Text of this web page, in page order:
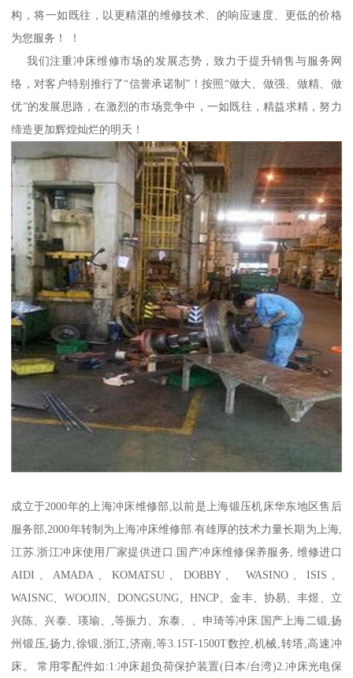
构，将一如既往，以更精湛的维修技术、的响应速度、更低的价格
为您服务！ ！
我们注重冲床维修市场的发展态势，致力于提升销售与服务网
络，对客户特别推行了“信誉承诺制”！按照“做大、做强、做精、做
优”的发展思路，在激烈的市场竞争中，一如既往，精益求精，努力
缔造更加辉煌灿烂的明天！
成立于2000年的上海冲床维修部,以前是上海锻压机床华东地区售后
服务部,2000年转制为上海冲床维修部.有雄厚的技术力量长期为上海,
江苏.浙江冲床使用厂家提供进口.国产冲床维修保养服务, 维修进口
AIDI、AMADA、KOMATSU、DOBBY、 WASINO、ISIS、
WAISNC、WOOJIN、DONGSUNG、HNCP、金丰、协易、丰煜、立
兴陈、兴泰、瑛瑜、,等振力、东泰、、申琦等冲床.国产上海二锻,扬
州锻压,扬力,徐锻,浙江,济南,等3.15T-1500T数控,机械,转塔,高速冲
床。 常用零配件如:1:冲床超负荷保护装置(日本/台湾)2.冲床光电保